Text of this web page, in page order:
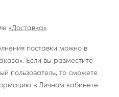
«Доставка».
поставки можно в
Если вы разместите
пользователь, то сможете
в Личном кабинете.